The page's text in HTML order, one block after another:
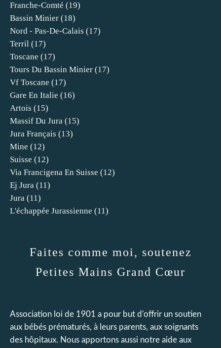
Franche-Comté (19)
Bassin Minier (18)
Nord - Pas-De-Calais (17)
Terril (17)
Toscane (17)
Tours Du Bassin Minier (17)
Vf Toscane (17)
Gare En Italie (16)
Artois (15)
Massif Du Jura (15)
Jura Français (13)
Mine (12)
Suisse (12)
Via Francigena En Suisse (12)
Ej Jura (11)
Jura (11)
L'échappée Jurassienne (11)
Faites comme moi, soutenez
Petites Mains Grand Cœur
Association loi de 1901 a pour but d'offrir un soutien
aux bébés prématurés, à leurs parents, aux soignants
des hôpitaux. Nous apportons aussi notre aide aux